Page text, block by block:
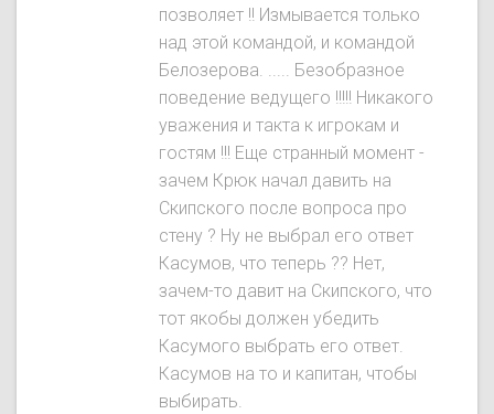
позволяет !! Измывается только
над этой командой, и командой
Белозерова. ..... Безобразное
поведение ведущего !!!!! Никакого
уважения и такта к игрокам и
гостям !!! Еще странный момент -
зачем Крюк начал давить на
Скипского после вопроса про
стену ? Ну не выбрал его ответ
Касумов, что теперь ?? Нет,
зачем-то давит на Скипского, что
тот якобы должен убедить
Касумого выбрать его ответ.
Касумов на то и капитан, чтобы
выбирать.